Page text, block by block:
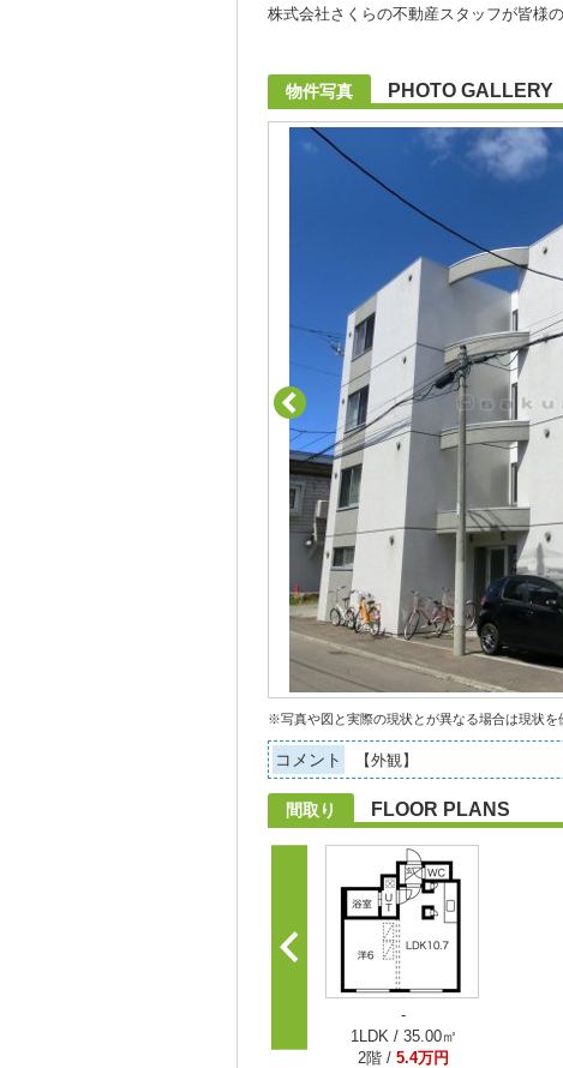
株式会社さくらの不動産スタッフが皆様
物件写真 PHOTO GALLERY
※写真や図と実際の現状とが異なる場合は現状を
コメント 【外観】
間取り FLOOR PLANS
-
1LDK / 35.00㎡
2階 / 5.4万円